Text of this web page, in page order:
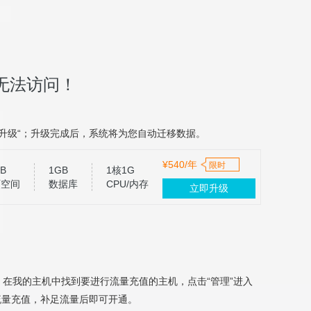
访问！
“；升级完成后，系统将为您自动迁移数据。
间
1GB
数据库
1核1G
CPU/内存
¥540/年 限时
立即升级
在我的主机中找到要进行流量充值的主机，点击“管理”进入
充值，补足流量后即可开通。